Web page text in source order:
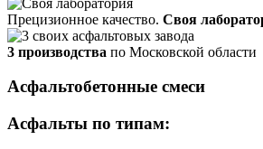
Прецизионное качество. Своя
3 производства по Московской области
Асфальтобетонные смеси
Асфальты по типам: